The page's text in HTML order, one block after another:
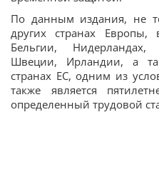
По данным издания, не
других странах
Бельгии,
Швеции, Ирландии, а
странах ЕС, одним из
также является
определенный трудовой